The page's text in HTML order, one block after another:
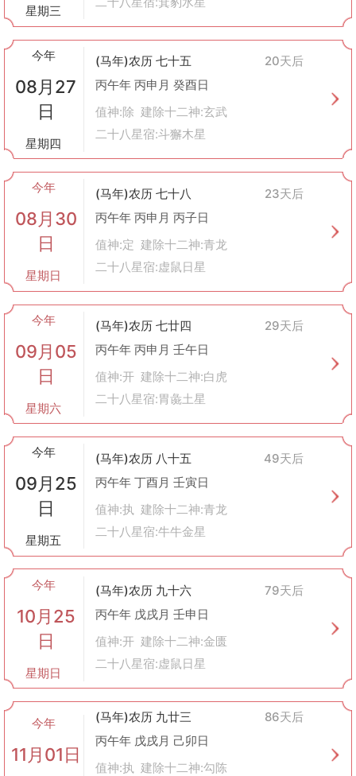
的方式表达对未来发展的良好愿望。
总之，“竖柱”不仅仅是一项古老的建筑活动，它更承载着深厚的文
化内涵和民族记忆。无论时代如何变迁，这份对美好生活的追求和
向往永远不会改变。
星期三
今年
08月27
日
星期四
(马年)农历 七十五
20天后
丙午年 丙申月 癸酉日
值神:除 建除十二神:玄武
二十八星宿:斗獬木星
今年
08月30
日
星期日
(马年)农历 七十八
23天后
丙午年 丙申月 丙子日
值神:定 建除十二神:青龙
二十八星宿:虚鼠日星
今年
09月05
日
星期六
(马年)农历 七廿四
29天后
丙午年 丙申月 壬午日
值神:开 建除十二神:白虎
二十八星宿:胃彘土星
今年
09月25
日
星期五
(马年)农历 八十五
49天后
丙午年 丁酉月 壬寅日
值神:执 建除十二神:青龙
二十八星宿:牛牛金星
今年
10月25
日
星期日
(马年)农历 九十六
79天后
丙午年 戊戌月 壬申日
值神:开 建除十二神:金匮
二十八星宿:虚鼠日星
今年
11月01日
(马年)农历 九廿三
86天后
丙午年 戊戌月 己卯日
值神:执 建除十二神:勾陈